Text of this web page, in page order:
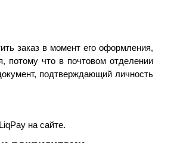
заказ в момент его оформления,
потому что в почтовом отделении
подтверждающий личность
на сайте.